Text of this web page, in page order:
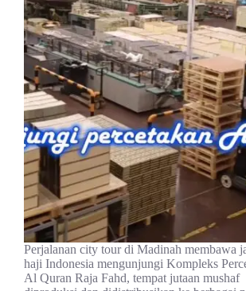
Perjalanan city tour di Madinah membawa
haji Indonesia mengunjungi Kompleks
Al Quran Raja Fahd, tempat jutaan mushaf